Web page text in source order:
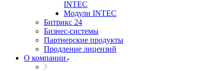
INTEC
Модули INTEC
Битрикс 24
Бизнес-системы
Партнерские продукты
Продление лицензий
О компании